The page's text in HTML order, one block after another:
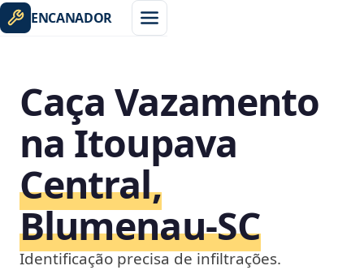
ENCANADOR
Caça Vazamento
na Itoupava
Central,
Blumenau‑SC
Identificação precisa de infiltrações.